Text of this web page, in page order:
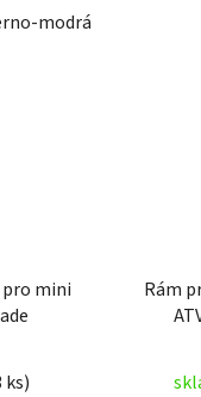
modrá
mini
ks)
Rám